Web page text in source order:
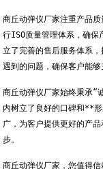
商丘动弹仪厂家注重产品
行ISO质量管理体系，确保
立了完善的售后服务体系
遇到的问题，确保客户能够
商丘动弹仪厂家始终秉承“
内树立了良好的口碑和**
广，为客户提供更好的产
步。
商丘动弹仪厂家，您值得